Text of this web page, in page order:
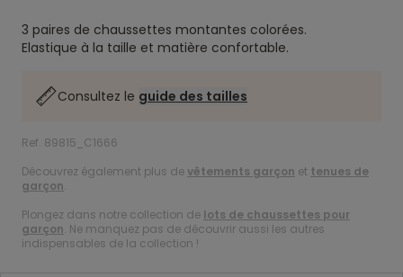
3 paires de chaussettes montantes colorées.
Elastique à la taille et matière confortable.
Consultez le guide des tailles
Ref. 89815_C1666
Découvrez également plus devêtements garçon et tenues de
garçon.
Plongez dans notre collection de lots de chaussettes pour
garçon. Ne manquez pas de découvrir aussi les autres
indispensables de la collection !